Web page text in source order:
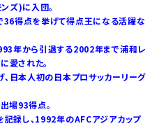
ズ)に入団。
36得点を挙げて得点王になる活躍な
年から引退する2002年まで浦和レ
愛された。
日本人初の日本プロサッカーリーグ
場93得点。
録し、1992年のAFCアジアカップ